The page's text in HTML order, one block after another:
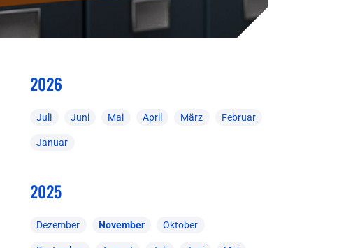
2026
Juli Juni Mai April März Februar
Januar
2025
Dezember November Oktober